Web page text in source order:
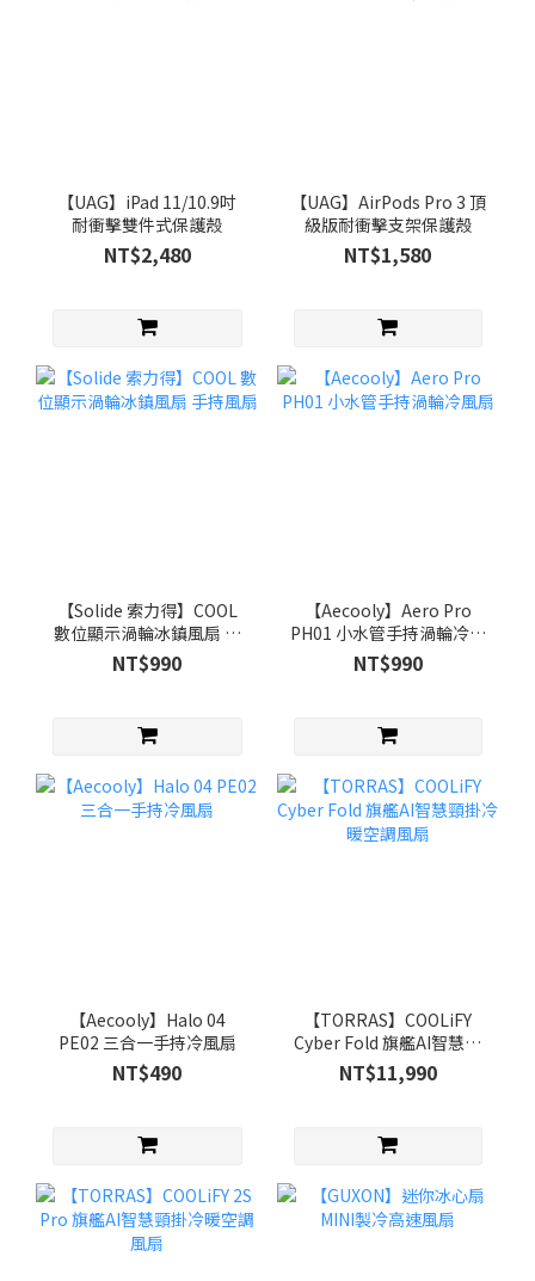
【UAG】iPad 11/10.9吋
耐衝擊雙件式保護殼
NT$2,480
【UAG】AirPods Pro 3 頂
級版耐衝擊支架保護殼
NT$1,580
【Solide 索力得】COOL
數位顯示渦輪冰鎮風扇 手
持風扇
NT$990
【Aecooly】Aero Pro
PH01 小水管手持渦輪冷風
扇
NT$990
【Aecooly】Halo 04
PE02 三合一手持冷風扇
NT$490
【TORRAS】COOLiFY
Cyber Fold 旗艦AI智慧頸
掛冷暖空調風扇
NT$11,990